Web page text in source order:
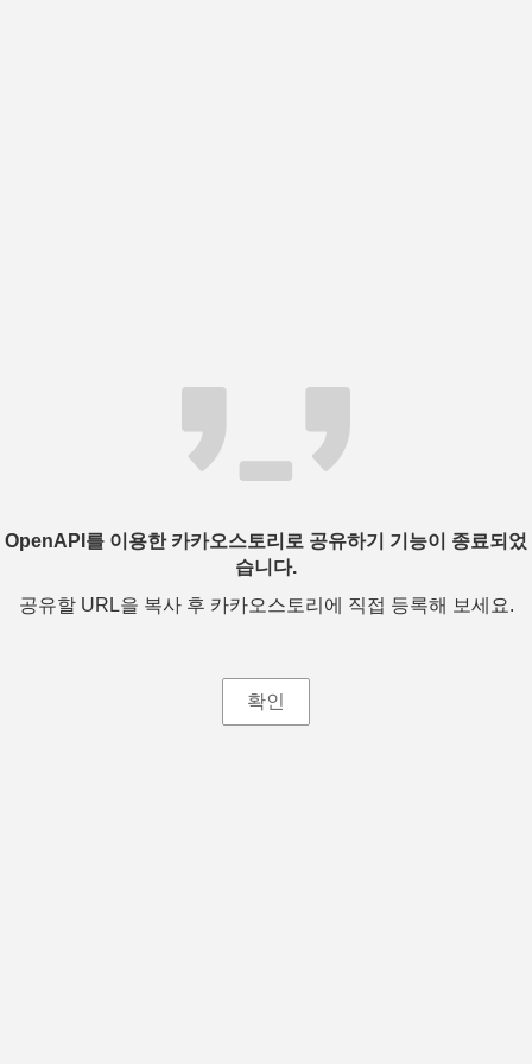
OpenAPI를 이용한 카카오스토리로 공유하기 기능이 종료되었
습니다.
공유할 URL을 복사 후 카카오스토리에 직접 등록해 보세요.
확인